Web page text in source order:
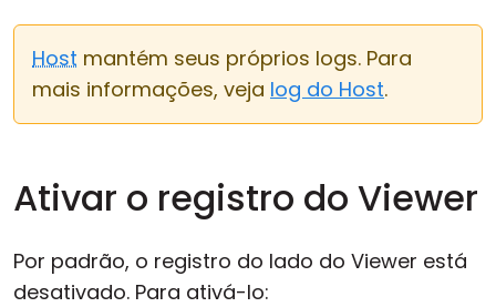
Host mantém seus próprios logs. Para
mais informações, veja log do Host.
Ativar o registro do Viewer
Por padrão, o registro do lado do Viewer está
desativado. Para ativá-lo:
Nuvem e Local